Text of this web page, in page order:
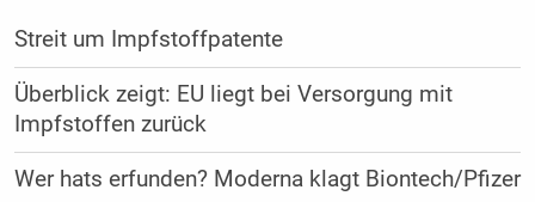
Streit um Impfstoffpatente
Überblick zeigt: EU liegt bei Versorgung mit
Impfstoffen zurück
Wer hats erfunden? Moderna klagt Biontech/Pfizer